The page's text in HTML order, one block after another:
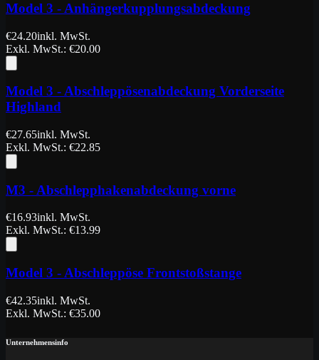
Model 3 - Anhängerkupplungsabdeckung
€24.20inkl. MwSt.
Exkl. MwSt.: €20.00
Model 3 - Abschleppösenabdeckung Vorderseite
Highland
€27.65inkl. MwSt.
Exkl. MwSt.: €22.85
M3 - Abschlepphakenabdeckung vorne
€16.93inkl. MwSt.
Exkl. MwSt.: €13.99
Model 3 - Abschleppöse Frontstoßstange
€42.35inkl. MwSt.
Exkl. MwSt.: €35.00
Unternehmensinfo